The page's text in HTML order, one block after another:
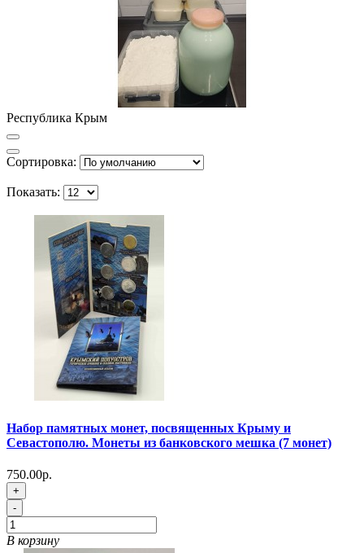
Республика Крым
Сортировка:
Показать:
Набор памятных монет, посвященных Крыму и
Севастополю. Монеты из банковского мешка (7 монет)
750.00р.
+
-
В корзину